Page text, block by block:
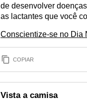
de desenvolver
as lactantes que você
Conscientize-se no Dia
COPIAR
Vista a camisa